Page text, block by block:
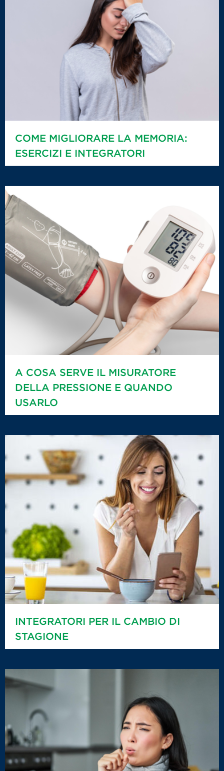
COME MIGLIORARE LA MEMORIA:
ESERCIZI E INTEGRATORI
A COSA SERVE IL MISURATORE
DELLA PRESSIONE E QUANDO
USARLO
INTEGRATORI PER IL CAMBIO DI
STAGIONE